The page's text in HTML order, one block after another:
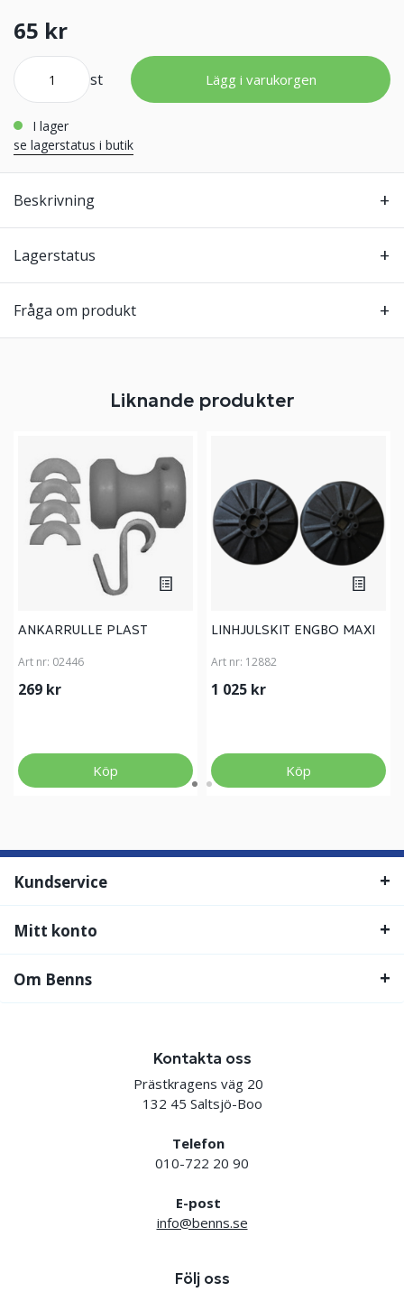
65 kr
st Lägg i varukorgen
i lager
se lagerstatus i butik
Beskrivning
Lagerstatus
Fråga om produkt
Liknande produkter
ANKARRULLE PLAST
Art nr: 02446
269 kr
Köp
LINHJULSKIT ENGBO MAXI
Art nr: 12882
1 025 kr
Köp
Kundservice
Mitt konto
Om Benns
Kontakta oss
Prästkragens väg 20
132 45 Saltsjö-Boo
Telefon
010-722 20 90
E-post
info@benns.se
Följ oss